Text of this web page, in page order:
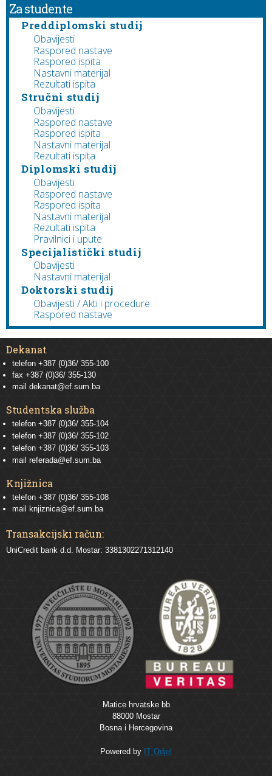
Za studente
Preddiplomski studij
Obavijesti
Raspored nastave
Raspored ispita
Nastavni materijal
Rezultati ispita
Stručni studij
Obavijesti
Raspored nastave
Raspored ispita
Nastavni materijal
Rezultati ispita
Diplomski studij
Obavijesti
Raspored nastave
Raspored ispita
Nastavni materijal
Rezultati ispita
Pravilnici i upute
Specijalistički studij
Obavijesti
Nastavni materijal
Doktorski studij
Obavijesti / Akti i procedure
Raspored nastave
Dekanat
telefon +387 (0)36/ 355-100
fax +387 (0)36/ 355-130
mail dekanat@ef.sum.ba
Studentska služba
telefon +387 (0)36/ 355-104
telefon +387 (0)36/ 355-102
telefon +387 (0)36/ 355-103
mail referada@ef.sum.ba
Knjižnica
telefon +387 (0)36/ 355-108
mail
knjiznica@ef.sum.ba
Transakcijski račun:
UniCredit bank d.d. Mostar: 3381302271312140
Matice hrvatske bb
88000 Mostar
Bosna i Hercegovina
Powered by IT Odjel